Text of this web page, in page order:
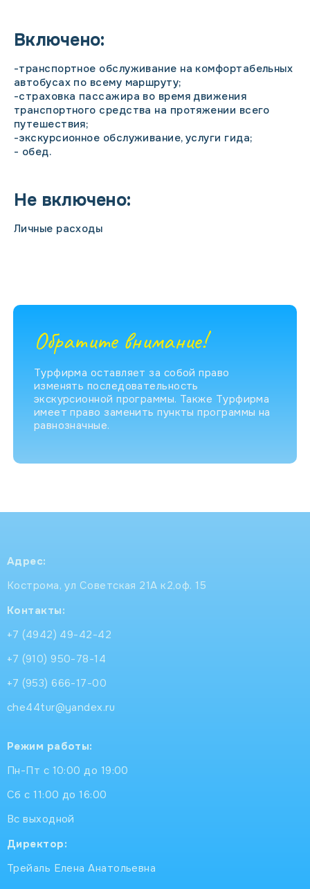
Включено:
-транспортное обслуживание на комфортабельных
автобусах по всему маршруту;
-страховка пассажира во время движения
транспортного средства на протяжении всего
путешествия;
-экскурсионное обслуживание, услуги гида;
- обед.
Не включено:
Личные расходы
Обратите внимание!
Турфирма оставляет за собой право
изменять последовательность
экскурсионной программы. Также Турфирма
имеет право заменить пункты программы на
равнозначные.
Адрес:
Кострома, ул Советская 21А к2,оф. 15
Контакты:
+7 (4942) 49-42-42
+7 (910) 950-78-14
+7 (953) 666-17-00
che44tur@yandex.ru
Режим работы:
Пн-Пт с 10:00 до 19:00
Сб с 11:00 до 16:00
Вс выходной
Директор:
Трейаль Елена Анатольевна